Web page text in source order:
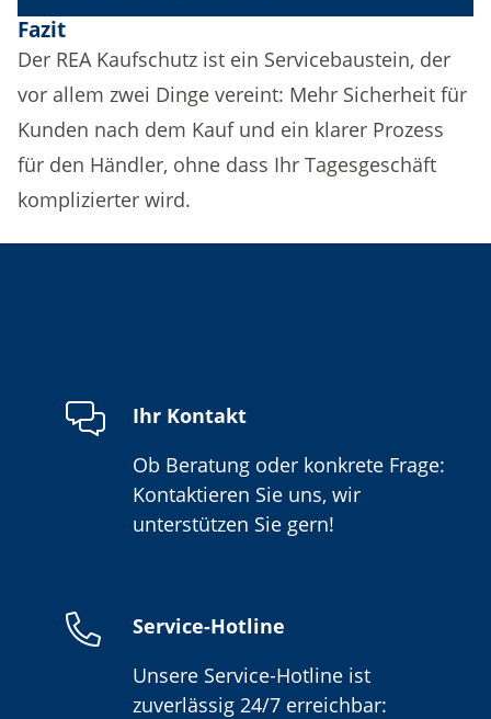
Fazit
Der REA Kaufschutz ist ein Servicebaustein, der
vor allem zwei Dinge vereint: Mehr Sicherheit für
Kunden nach dem Kauf und ein klarer Prozess
für den Händler, ohne dass Ihr Tagesgeschäft
komplizierter wird.
Ihr Kontakt
Ob Beratung oder konkrete Frage:
Kontaktieren Sie uns, wir
unterstützen Sie gern!
Service-Hotline
Unsere Service-Hotline ist
zuverlässig 24/7 erreichbar: